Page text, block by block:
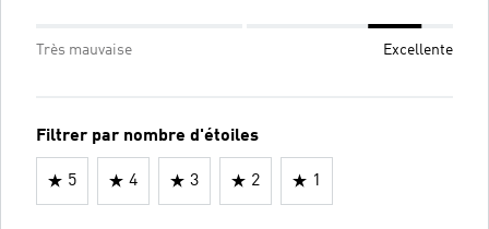
Très mauvaise Excellente
Filtrer par nombre d'étoiles
5 4 3 2 1